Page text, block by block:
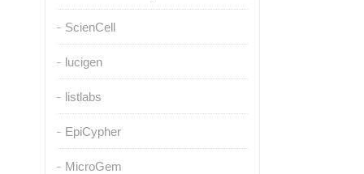
ScienCell
lucigen
listlabs
EpiCypher
MicroGem